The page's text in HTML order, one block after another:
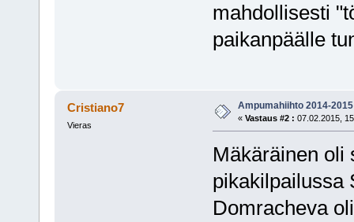
mahdollisesti
paikanpäälle
Cristiano7
Vieras
Ampumahiihto 2014-2015
« Vastaus #2 : 07.02.2015,
Mäkäräinen oli
pikakilpailussa
Domracheva